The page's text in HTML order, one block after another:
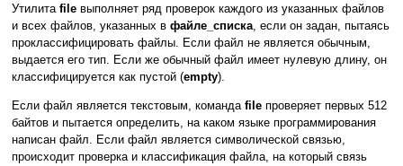
Утилита file выполняет ряд проверок каждого из указанных файлов
и всех файлов, указанных в файле_списка, если он задан, пытаясь
проклассифицировать файлы. Если файл не является обычным,
выдается его тип. Если же обычный файл имеет нулевую длину, он
классифицируется как пустой (empty).
Если файл является текстовым, команда file проверяет первых 512
байтов и пытается определить, на каком языке программирования
написан файл. Если файл является символической связью,
происходит проверка и классификация файла, на который связь